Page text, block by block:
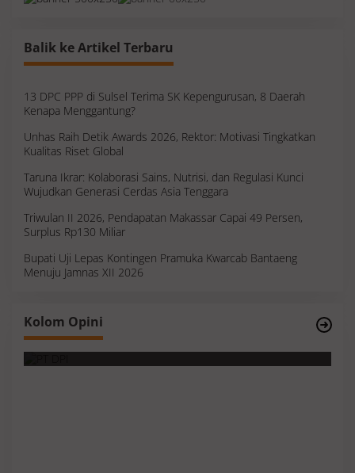
Balik ke Artikel Terbaru
13 DPC PPP di Sulsel Terima SK Kepengurusan, 8 Daerah
Kenapa Menggantung?
Unhas Raih Detik Awards 2026, Rektor: Motivasi Tingkatkan
Kualitas Riset Global
Taruna Ikrar: Kolaborasi Sains, Nutrisi, dan Regulasi Kunci
Wujudkan Generasi Cerdas Asia Tenggara
Triwulan II 2026, Pendapatan Makassar Capai 49 Persen,
Surplus Rp130 Miliar
Bupati Uji Lepas Kontingen Pramuka Kwarcab Bantaeng
Menuju Jamnas XII 2026
Kolom Opini
Membaca Realitas